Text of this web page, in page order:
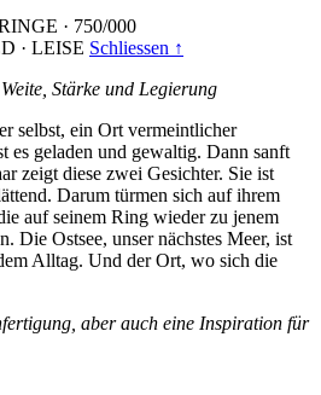
· 750/000
· LEISE Schliessen ↑
Stärke und Legierung
selbst, ein Ort vermeintlicher
es geladen und gewaltig. Dann sanft
zeigt diese zwei Gesichter. Sie ist
Darum türmen sich auf ihrem
auf seinem Ring wieder zu jenem
Die Ostsee, unser nächstes Meer, ist
Alltag. Und der Ort, wo sich die
aber auch eine Inspiration für